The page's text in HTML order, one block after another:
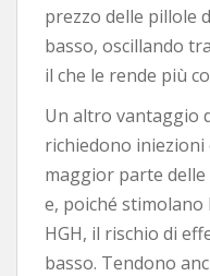
prezzo delle pillole
basso, oscillando
il che le rende più
Un altro vantaggio
richiedono iniezioni
maggior parte
e, poiché
HGH, il rischio di
basso. Tendono